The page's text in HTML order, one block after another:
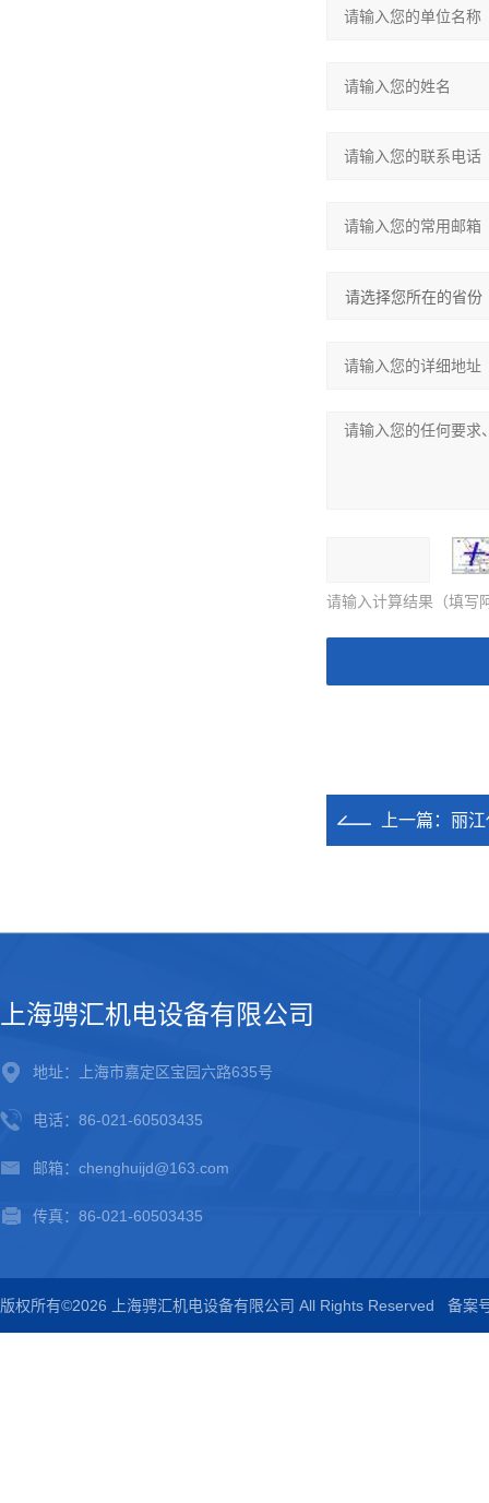
请输入计算结果（填写
上一篇： 丽
上海骋汇机电设备有限公司
地址：上海市嘉定区宝园六路635号
电话：86-021-60503435
邮箱：chenghuijd@163.com
传真：86-021-60503435
版权所有©2026 上海骋汇机电设备有限公司 All Rights Reserved 备案